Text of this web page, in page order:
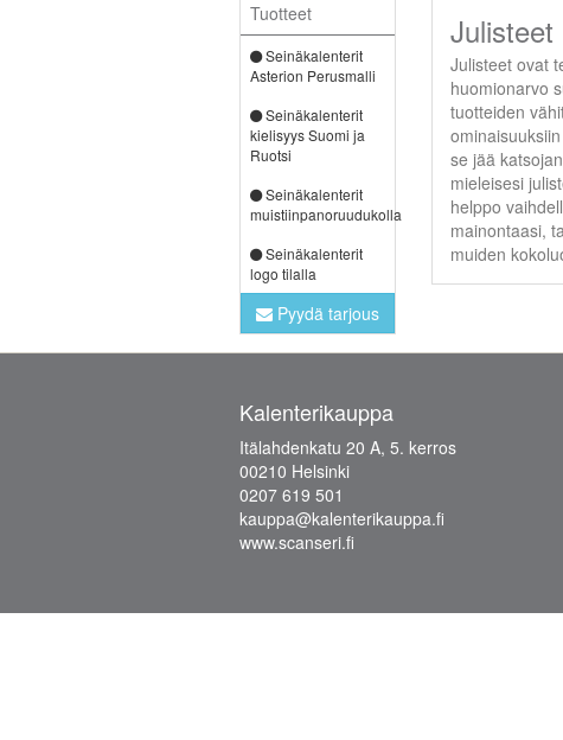
Tuotteet
Seinäkalenterit
Asterion Perusmalli
Seinäkalenterit
kielisyys Suomi ja
Ruotsi
Seinäkalenterit
muistiinpanoruudukolla
Seinäkalenterit
logo tilalla
Pyydä tarjous
Julisteet
Julisteet ovat
huomionarvo
tuotteiden
se jää
mieleisesi
helppo
mainontaasi,
muiden
Kalenterikauppa
Itälahdenkatu 20 A, 5. kerros
00210 Helsinki
0207 619 501
kauppa@kalenterikauppa.fi
www.scanseri.fi